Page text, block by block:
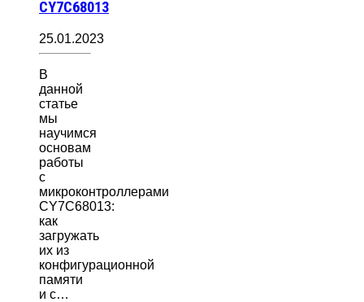
CY7C68013
25.01.2023
В
данной
статье
мы
научимся
основам
работы
с
микроконтроллерами
CY7C68013:
как
загружать
их из
конфигурационной
памяти
и с…